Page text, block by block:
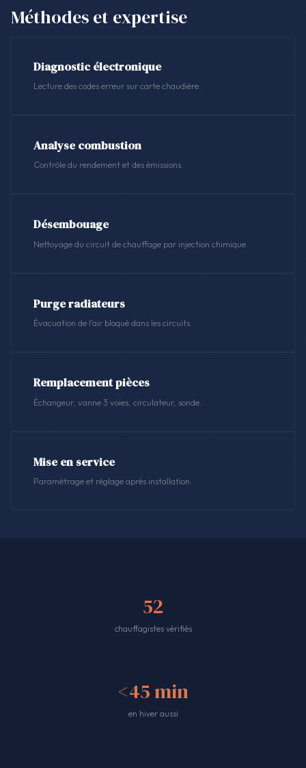
Méthodes et expertise
Diagnostic électronique
Lecture des codes erreur sur carte chaudière.
Analyse combustion
Contrôle du rendement et des émissions.
Désembouage
Nettoyage du circuit de chauffage par injection chimique.
Purge radiateurs
Évacuation de l'air bloqué dans les circuits.
Remplacement pièces
Échangeur, vanne 3 voies, circulateur, sonde.
Mise en service
Paramétrage et réglage après installation.
52
chauffagistes vérifiés
<45 min
en hiver aussi